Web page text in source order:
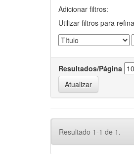
Adicionar filtros:
Utilizar filtros para
Resultados/Página
Resultado 1-1 de 1.